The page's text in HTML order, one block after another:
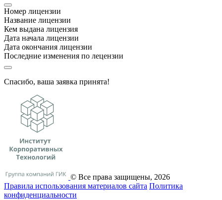
Номер лицензии
Название лицензии
Кем выдана лицензия
Дата начала лицензии
Дата окончания лицензии
Последние изменения по лецензии
Спасибо, ваша заявка принята!
© Все права защищены, 2026
Правила использования материалов сайта Политика
конфиденциальности